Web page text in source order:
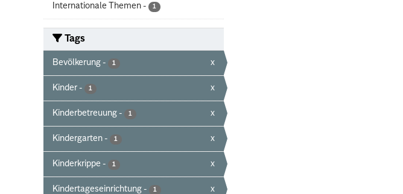
Internationale Themen - 1
Tags
Bevölkerung - 1 x
Kinder - 1 x
Kinderbetreuung - 1 x
Kindergarten - 1 x
Kinderkrippe - 1 x
Kindertageseinrichtung - 1 x